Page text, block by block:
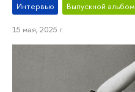
Интервью Выпускной альбом
15 мая, 2025 г.